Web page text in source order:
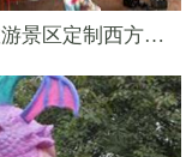
特色旅游景区定制西方龙模型